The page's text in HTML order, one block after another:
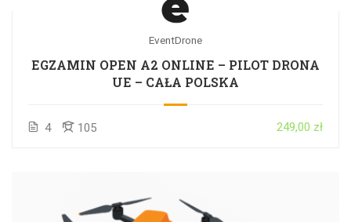
EventDrone
EGZAMIN OPEN A2 ONLINE – PILOT DRONA
UE – CAŁA POLSKA
4 105 249,00 zł